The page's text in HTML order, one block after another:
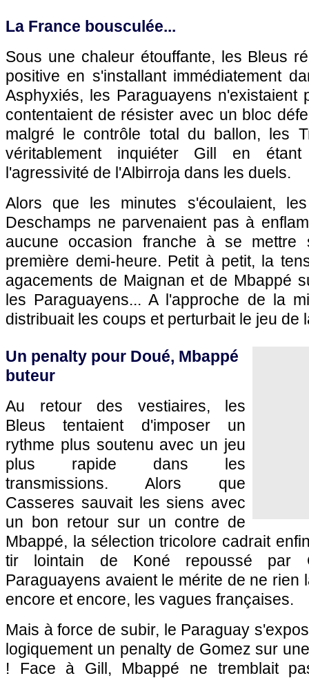
La France bousculée...
Sous une chaleur étouffante, les Bleus
positive en s'installant immédiatement
Asphyxiés, les Paraguayens n'existaient
contentaient de résister avec un bloc
malgré le contrôle total du ballon, les
véritablement inquiéter Gill en
l'agressivité de l'Albirroja dans les duels.
Alors que les minutes s'écoulaient,
Deschamps ne parvenaient pas à
aucune occasion franche à se
première demi-heure. Petit à petit, la
agacements de Maignan et de Mbappé
les Paraguayens... A l'approche de la
distribuait les coups et perturbait le jeu de
Un penalty pour Doué, Mbappé
buteur
Au retour des vestiaires, les
Bleus tentaient d'imposer un
rythme plus soutenu avec un jeu
plus rapide dans les
transmissions. Alors que
Casseres sauvait les siens avec
un bon retour sur un contre de
Mbappé, la sélection tricolore cadrait
tir lointain de Koné repoussé par
Paraguayens avaient le mérite de ne rien
encore et encore, les vagues françaises.
Mais à force de subir, le Paraguay
logiquement un penalty de Gomez sur
! Face à Gill, Mbappé ne tremblait